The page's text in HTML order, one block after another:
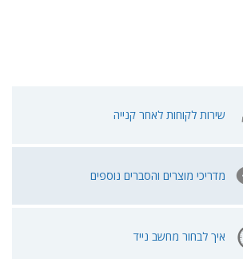
שירות לקוחות לאחר קנייה
מדריכי מוצרים והסברים נוספים
איך לבחור מחשב נייד